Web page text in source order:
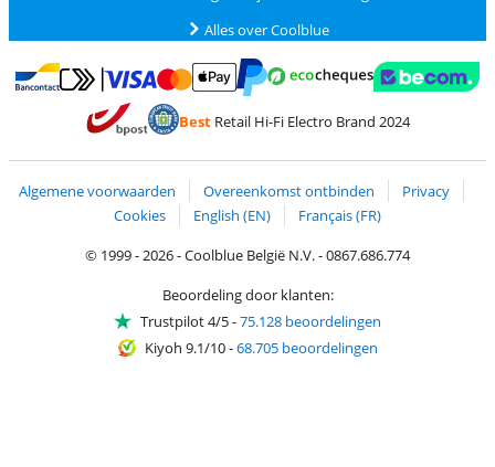
Alles over Coolblue
Betalen met Bancontact
Betalen met MasterCard en Visa via ClickToPay
BestRetail Hi-Fi Electro Brand 2024
Algemene voorwaarden Overeenkomst ontbinden
Privacy
Cookies
English (EN)
Français (FR)
© 1999 - 2026 - Coolblue België N.V. - 0867.686.774
Beoordeling door klanten:
Trustpilot 4/5-75.128 beoordelingen
Kiyoh 9.1/10-68.705 beoordelingen